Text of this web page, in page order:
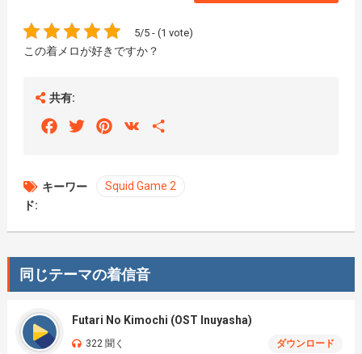
5/5 - (1 vote)
この着メロが好きですか？
共有:
FacebookTwitterPinterest
VK
キーワー
ド:
Squid Game 2
同じテーマの着信音
Futari No Kimochi (OST Inuyasha)
322 聞く ダウンロード